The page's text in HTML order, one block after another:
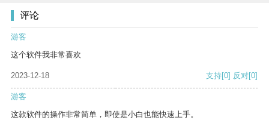
评论
游客
这个软件我非常喜欢
2023-12-18 支持[0] 反对[0]
游客
这款软件的操作非常简单，即使是小白也能快速上手。